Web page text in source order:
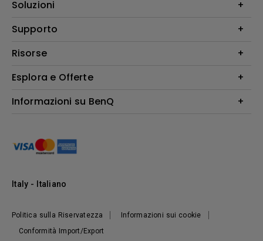
Videoproiettori
Illuminazione
Altoparlante
Soluzioni
Education/Formazione
Supporto
Contatti
FAQ BenQ Shop
Returns BenQ Shop
Risorse
Find Your Perfect Projector
Centro informazioni
Esplora e Offerte
Events, Promotions & Webinars
Informazioni su BenQ
Responsabilità sociale d'impresa
Notizie
Politica sulla Riservatezza
Informazioni sui cookie
Conformità Import/Export
Italy - Italiano